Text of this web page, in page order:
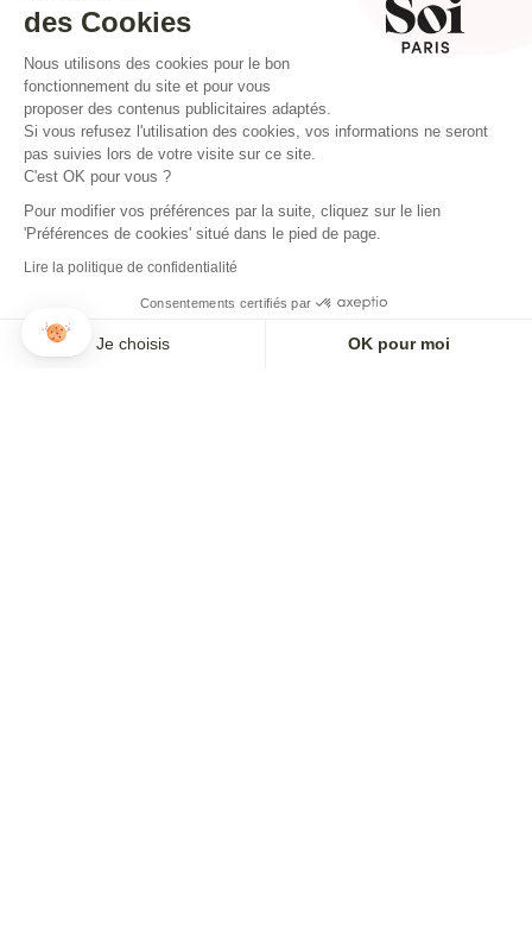
COLLAR GIRASOL
des Cookies
Nous utilisons des cookies pour le bon
fonctionnement du site et pour vous
proposer des contenus publicitaires adaptés.
Si vous refusez l'utilisation des cookies, vos informations ne seront
pas suivies lors de votre visite sur ce site.
C'est OK pour vous ?
Pour modifier vos préférences par la suite, cliquez sur le lien
'Préférences de cookies' situé dans le pied de page.
Lire la politique de confidentialité
Consentements certifiés par
Je choisis OK pour moi